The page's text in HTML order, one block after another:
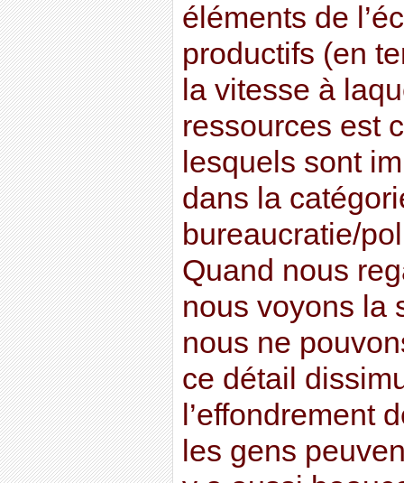
éléments de
productifs (en
la vitesse à
ressources est
lesquels sont
dans la
bureaucratie/
Quand nous
nous voyons la
nous ne
ce détail
l’effondrement
les gens